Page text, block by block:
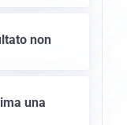
non
una